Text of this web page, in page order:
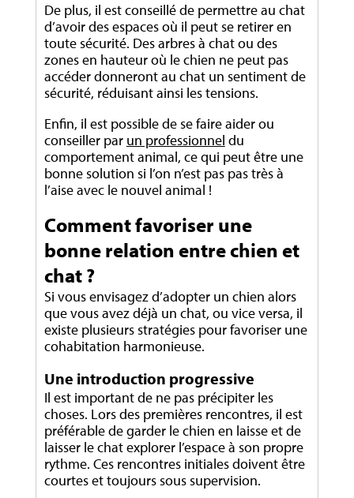
De plus, il est conseillé de permettre au chat
d’avoir des espaces où il peut se retirer en
toute sécurité. Des arbres à chat ou des
zones en hauteur où le chien ne peut pas
accéder donneront au chat un sentiment de
sécurité, réduisant ainsi les tensions.
Enfin, il est possible de se faire aider ou
conseiller par un professionnel du
comportement animal, ce qui peut être une
bonne solution si l’on n’est pas pas très à
l’aise avec le nouvel animal !
Comment favoriser une
bonne relation entre chien et
chat ?
Si vous envisagez d’adopter un chien alors
que vous avez déjà un chat, ou vice versa, il
existe plusieurs stratégies pour favoriser une
cohabitation harmonieuse.
Une introduction progressive
Il est important de ne pas précipiter les
choses. Lors des premières rencontres, il est
préférable de garder le chien en laisse et de
laisser le chat explorer l’espace à son propre
rythme. Ces rencontres initiales doivent être
courtes et toujours sous supervision.